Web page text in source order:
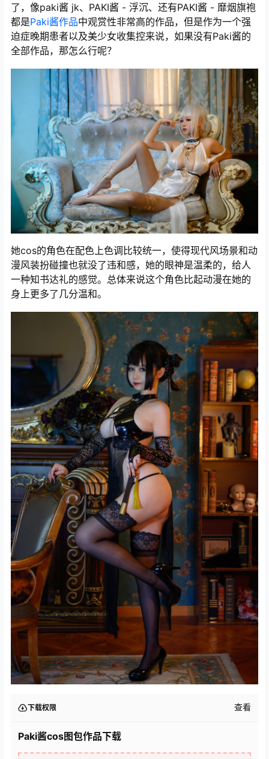
了，像paki酱 jk、PAKI酱 - 浮沉、还有PAKI酱 - 靡烟旗袍
都是Paki酱作品中观赏性非常高的作品，但是作为一个强
迫症晚期患者以及美少女收集控来说，如果没有Paki酱的
全部作品，那怎么行呢？
她cos的角色在配色上色调比较统一，使得现代风场景和动
漫风装扮碰撞也就没了违和感，她的眼神是温柔的，给人
一种知书达礼的感觉。总体来说这个角色比起动漫在她的
身上更多了几分温和。
下载权限 查看
Paki酱cos图包作品下载